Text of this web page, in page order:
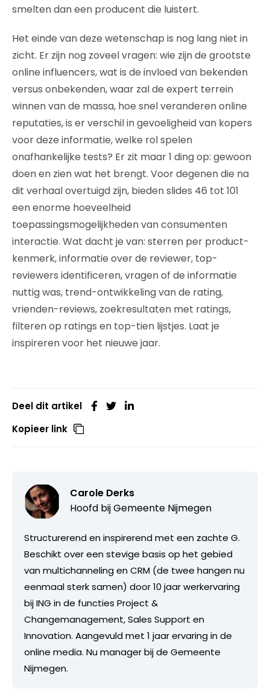
smelten dan een producent die luistert.
Het einde van deze wetenschap is nog lang niet in
zicht. Er zijn nog zoveel vragen: wie zijn de grootste
online influencers, wat is de invloed van bekenden
versus onbekenden, waar zal de expert terrein
winnen van de massa, hoe snel veranderen online
reputaties, is er verschil in gevoeligheid van kopers
voor deze informatie, welke rol spelen
onafhankelijke tests? Er zit maar 1 ding op: gewoon
doen en zien wat het brengt. Voor degenen die na
dit verhaal overtuigd zijn, bieden slides 46 tot 101
een enorme hoeveelheid
toepassingsmogelijkheden van consumenten
interactie. Wat dacht je van: sterren per product-
kenmerk, informatie over de reviewer, top-
reviewers identificeren, vragen of de informatie
nuttig was, trend-ontwikkeling van de rating,
vrienden-reviews, zoekresultaten met ratings,
filteren op ratings en top-tien lijstjes. Laat je
inspireren voor het nieuwe jaar.
Deel dit artikel
Kopieer link
Carole Derks
Hoofd bijGemeente Nijmegen
Structurerend en inspirerend met een zachte G.
Beschikt over een stevige basis op het gebied
van multichanneling en CRM (de twee hangen nu
eenmaal sterk samen) door 10 jaar werkervaring
bij ING in de functies Project &
Changemanagement, Sales Support en
Innovation. Aangevuld met 1 jaar ervaring in de
online media. Nu manager bij de Gemeente
Nijmegen.